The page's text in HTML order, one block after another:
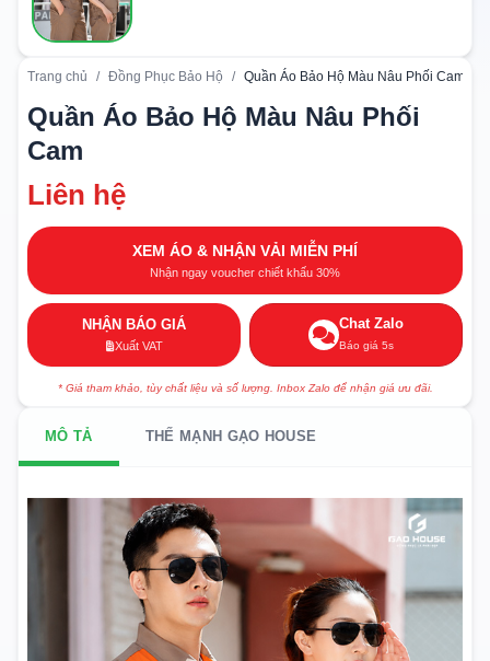
Trang chủ / Đồng Phục Bảo Hộ / Quần Áo Bảo Hộ Màu Nâu Phối Cam
Quần Áo Bảo Hộ Màu Nâu Phối
Cam
Liên hệ
XEM ÁO & NHẬN VẢI MIỄN PHÍ
Nhận ngay voucher chiết khấu 30%
NHẬN BÁO GIÁ
Xuất VAT
Chat Zalo
Báo giá 5s
* Giá tham khảo, tùy chất liệu và số lượng. Inbox Zalo để nhận giá ưu đãi.
MÔ TẢ THẾ MẠNH GẠO HOUSE